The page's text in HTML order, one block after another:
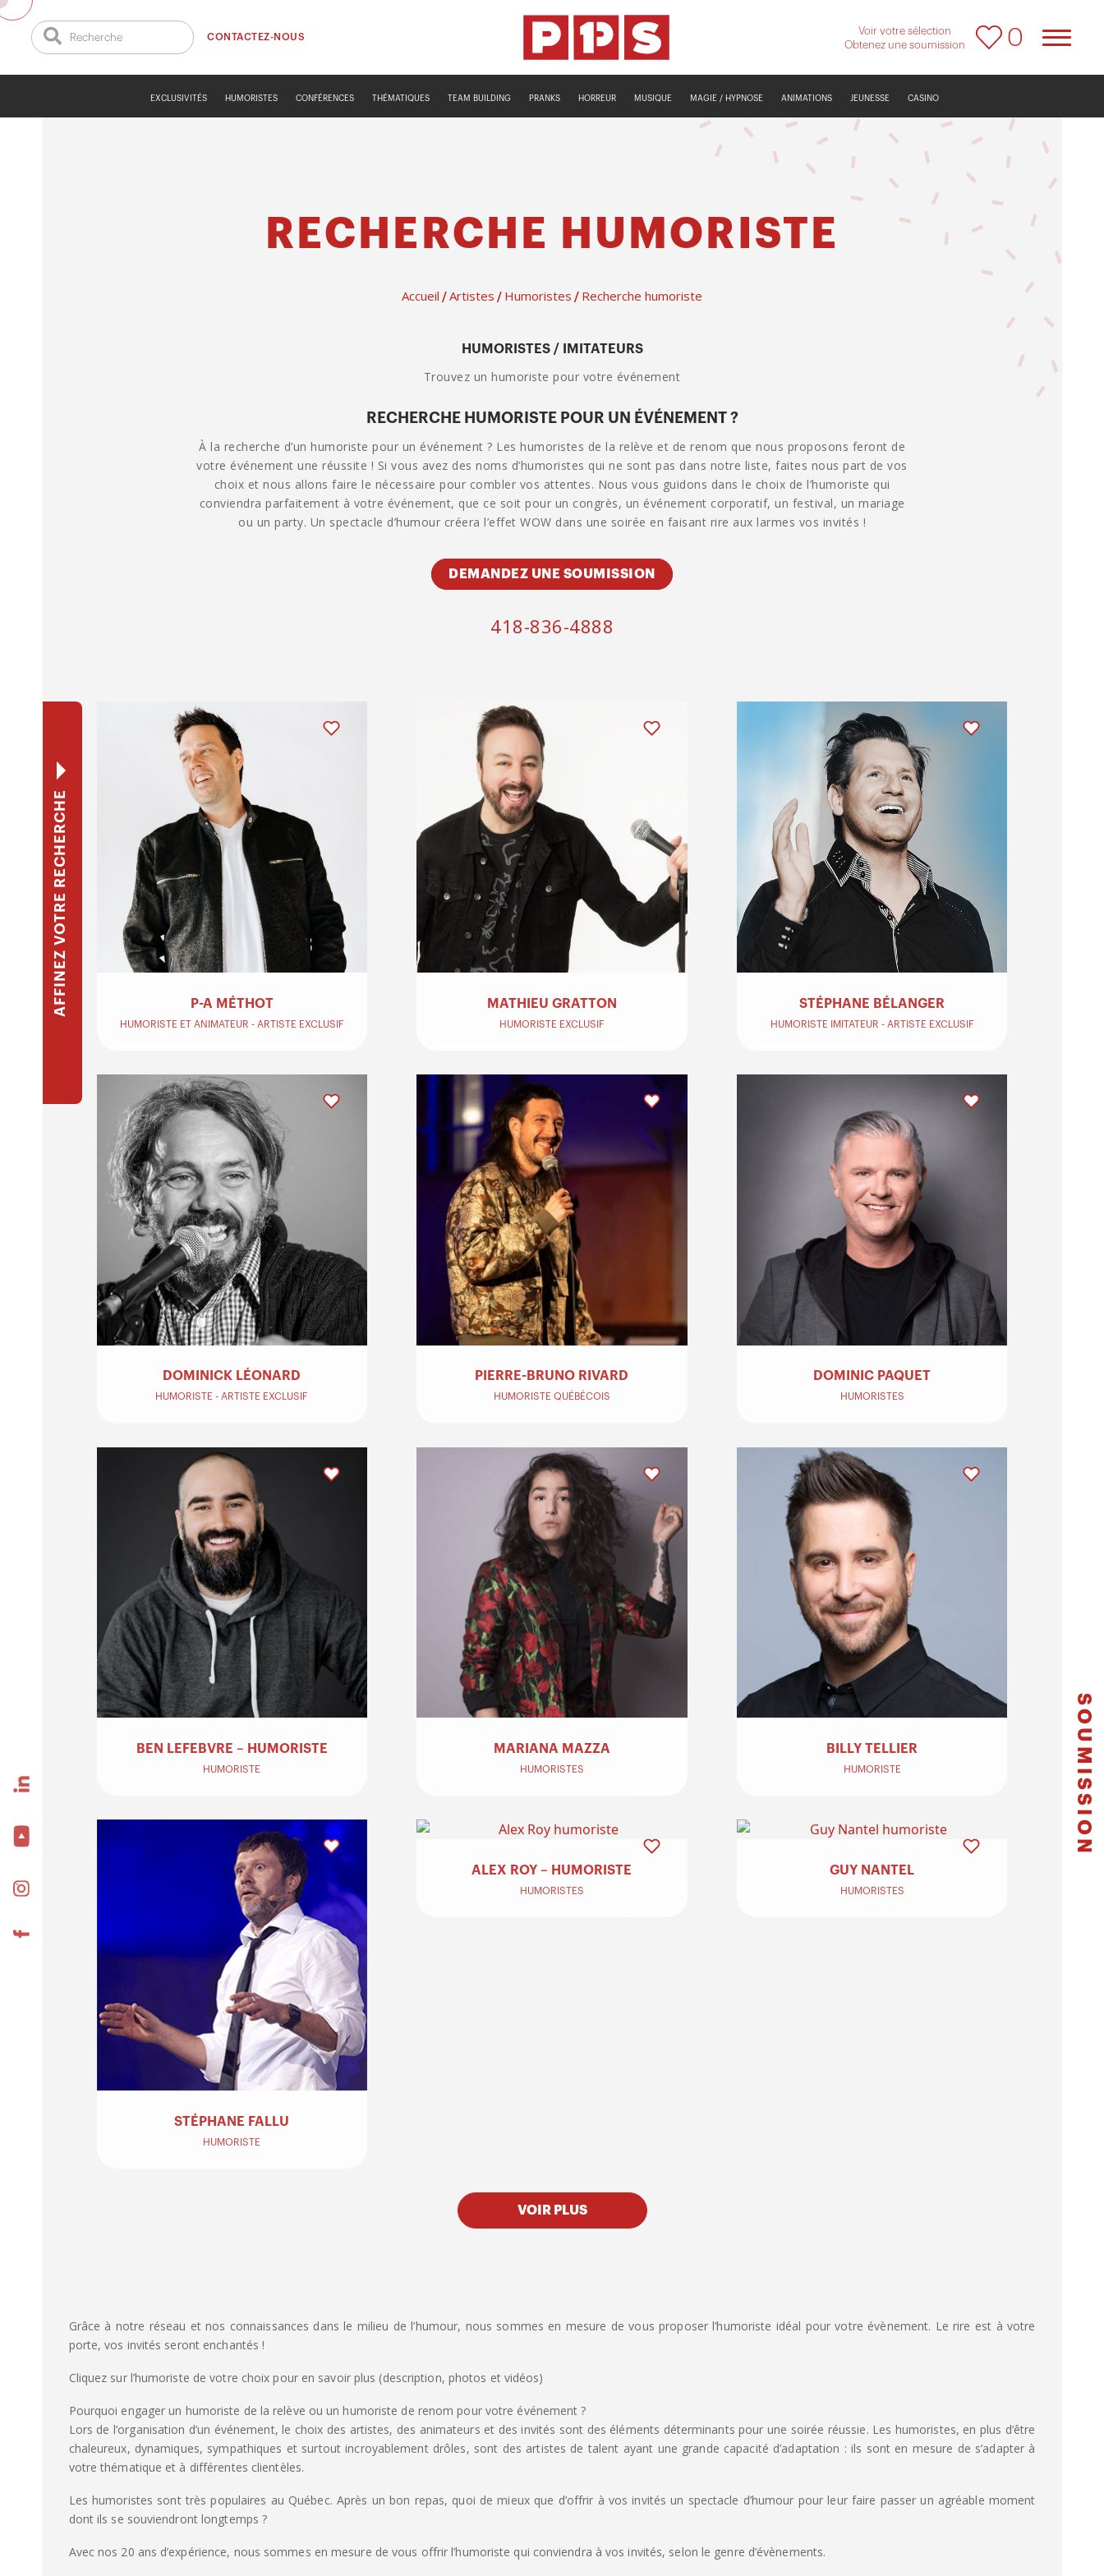
CONTACTEZ-NOUS
Voir votre sélection
Obtenez une soumission
0
EXCLUSIVITÉS HUMORISTES CONFÉRENCES THÉMATIQUES TEAM BUILDING PRANKS HORREUR MUSIQUE MAGIE / HYPNOSE ANIMATIONS JEUNESSE CASINO
SOUMISSION
RECHERCHE HUMORISTE
Accueil / Artistes / Humoristes / Recherche humoriste
HUMORISTES / IMITATEURS
Trouvez un humoriste pour votre événement
RECHERCHE HUMORISTE POUR UN ÉVÉNEMENT ?
À la recherche d’un humoriste pour un événement ? Les humoristes de la relève et de renom que nous proposons feront de
votre événement une réussite ! Si vous avez des noms d’humoristes qui ne sont pas dans notre liste, faites nous part de vos
choix et nous allons faire le nécessaire pour combler vos attentes. Nous vous guidons dans le choix de l’humoriste qui
conviendra parfaitement à votre événement, que ce soit pour un congrès, un événement corporatif, un festival, un mariage
ou un party. Un spectacle d’humour créera l’effet WOW dans une soirée en faisant rire aux larmes vos invités !
DEMANDEZ UNE SOUMISSION
418-836-4888
AFFINEZ VOTRE RECHERCHE P-A MÉTHOT
HUMORISTE ET ANIMATEUR - ARTISTE EXCLUSIF
MATHIEU GRATTON
HUMORISTE EXCLUSIF
STÉPHANE BÉLANGER
HUMORISTE IMITATEUR - ARTISTE EXCLUSIF
DOMINICK LÉONARD
HUMORISTE - ARTISTE EXCLUSIF
PIERRE-BRUNO RIVARD
HUMORISTE QUÉBÉCOIS
DOMINIC PAQUET
HUMORISTES
BEN LEFEBVRE – HUMORISTE
HUMORISTE
MARIANA MAZZA
HUMORISTES
BILLY TELLIER
HUMORISTE
STÉPHANE FALLU
HUMORISTE
ALEX ROY – HUMORISTE
HUMORISTES
GUY NANTEL
HUMORISTES
VOIR PLUS
Grâce à notre réseau et nos connaissances dans le milieu de l’humour, nous sommes en mesure de vous proposer l’humoriste idéal pour votre évènement. Le rire est à votre
porte, vos invités seront enchantés !
Cliquez sur l’humoriste de votre choix pour en savoir plus (description, photos et vidéos)
Pourquoi engager un humoriste de la relève ou un humoriste de renom pour votre événement ?
Lors de l’organisation d’un événement, le choix des artistes, des animateurs et des invités sont des éléments déterminants pour une soirée réussie. Les humoristes, en plus d’être
chaleureux, dynamiques, sympathiques et surtout incroyablement drôles, sont des artistes de talent ayant une grande capacité d’adaptation : ils sont en mesure de s’adapter à
votre thématique et à différentes clientèles.
Les humoristes sont très populaires au Québec. Après un bon repas, quoi de mieux que d’offrir à vos invités un spectacle d’humour pour leur faire passer un agréable moment
dont ils se souviendront longtemps ?
Avec nos 20 ans d’expérience, nous sommes en mesure de vous offrir l’humoriste qui conviendra à vos invités, selon le genre d’évènements.